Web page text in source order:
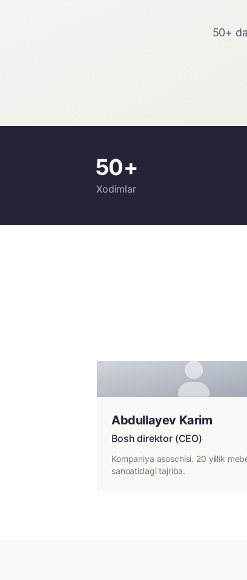
50+
50+
Xodimlar
Abdullayev Karim
Bosh direktor (CEO)
Kompaniya asoschisi. 20 yillik
sanoatidagi tajriba.